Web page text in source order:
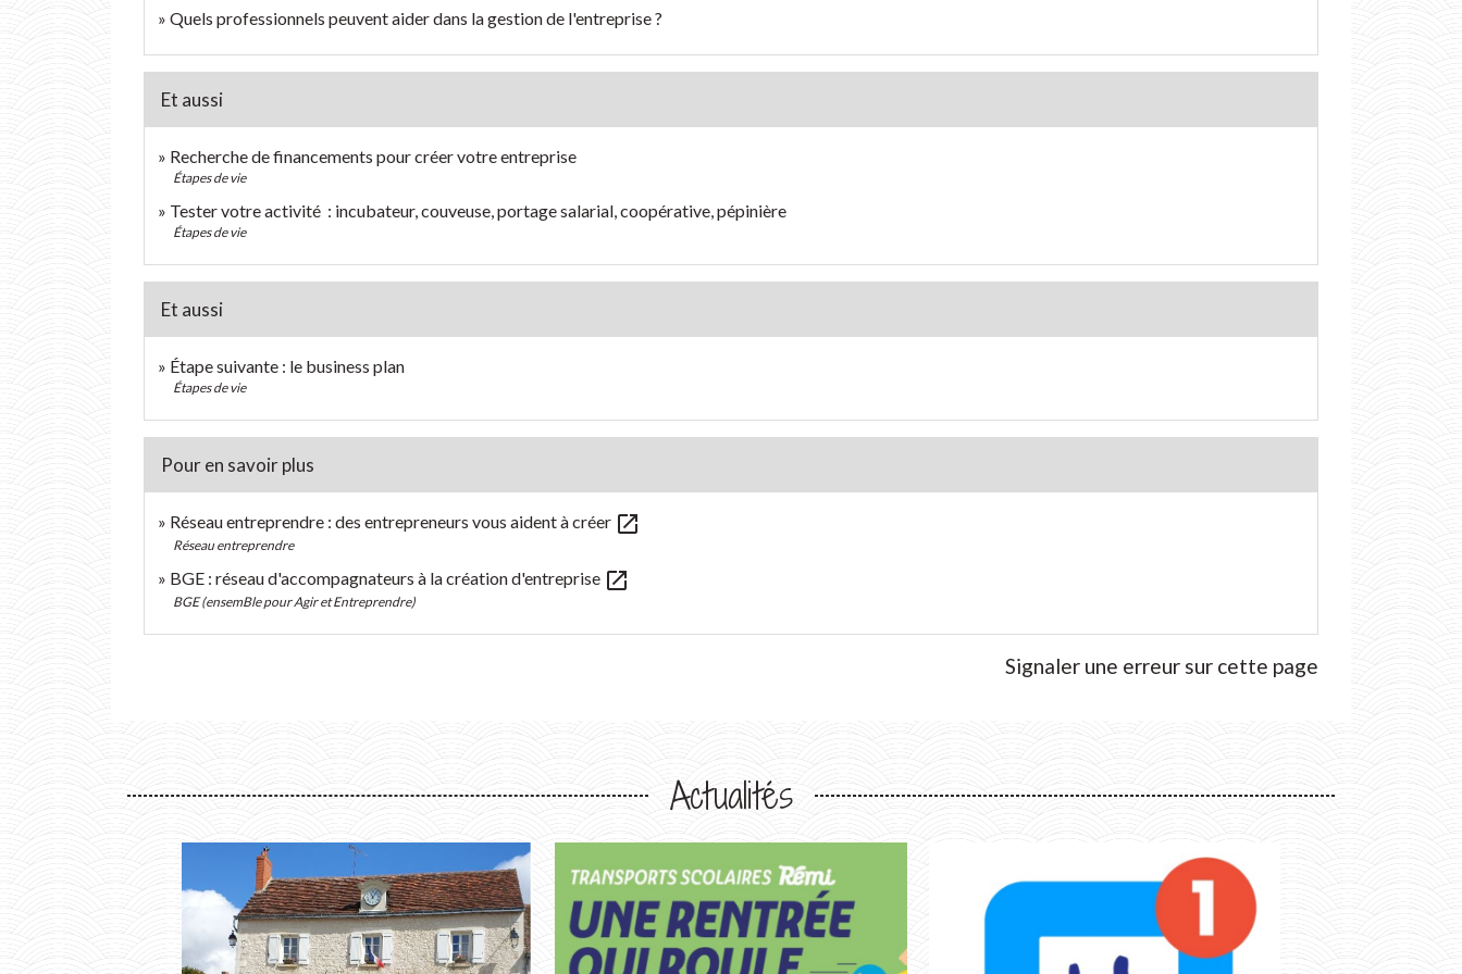
Quels professionnels peuvent aider dans la gestion de l'entreprise ?
Et aussi
Recherche de financements pour créer votre entreprise
Étapes de vie
Tester votre activité : incubateur, couveuse, portage salarial, coopérative, pépinière
Étapes de vie
Et aussi
Étape suivante : le business plan
Étapes de vie
Pour en savoir plus
Réseau entreprendre : des entrepreneurs vous aident à créer open_in_new
Réseau entreprendre
BGE : réseau d'accompagnateurs à la création d'entreprise open_in_new
BGE (ensemBle pour Agir et Entreprendre)
Signaler une erreur sur cette page
Actualités